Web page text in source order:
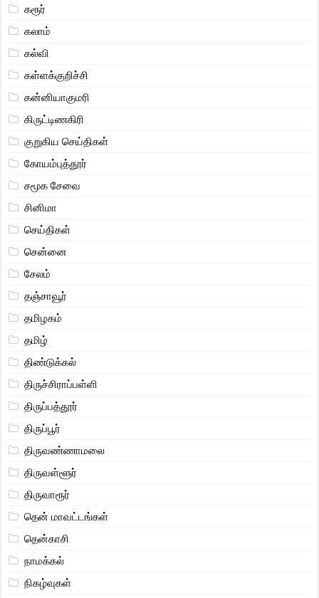
கரூர்
கலாம்
கல்வி
கள்ளக்குறிச்சி
கன்னியாகுமரி
கிருட்டிணகிரி
குறுகிய செய்திகள்
கோயம்புத்தூர்
சமூக சேவை
சினிமா
செய்திகள்
சென்னை
சேலம்
தஞ்சாவூர்
தமிழகம்
தமிழ்
திண்டுக்கல்
திருச்சிராப்பள்ளி
திருப்பத்தூர்
திருப்பூர்
திருவண்ணாமலை
திருவள்ளூர்
திருவாரூர்
தென் மாவட்டங்கள்
தென்காசி
நாமக்கல்
நிகழ்வுகள்